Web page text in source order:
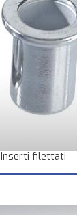
Inserti filettati